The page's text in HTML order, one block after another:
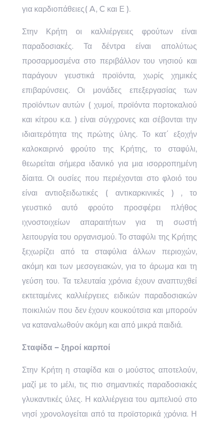
για καρδιοπάθειες( A, C και Ε ).
Στην Κρήτη οι καλλιέργειες φρούτων είναι
παραδοσιακές. Τα δέντρα είναι απολύτως
προσαρμοσμένα στο περιβάλλον του νησιού και
παράγουν γευστικά προϊόντα, χωρίς χημικές
επιβαρύνσεις. Οι μονάδες επεξεργασίας των
προϊόντων αυτών ( χυμοί, προϊόντα πορτοκαλιού
και κίτρου κ.α. ) είναι σύγχρονες και σέβονται την
ιδιαιτερότητα της πρώτης ύλης. Το κατ΄ εξοχήν
καλοκαιρινό φρούτο της Κρήτης, το σταφύλι,
θεωρείται σήμερα ιδανικό για μια ισορροπημένη
δίαιτα. Οι ουσίες που περιέχονται στο φλοιό του
είναι αντιοξειδωτικές ( αντικαρκινικές ) , το
γευστικό αυτό φρούτο προσφέρει πλήθος
ιχνοστοιχείων απαραιτήτων για τη σωστή
λειτουργία του οργανισμού. Το σταφύλι της Κρήτης
ξεχωρίζει από τα σταφύλια άλλων περιοχών,
ακόμη και των μεσογειακών, για το άρωμα και τη
γεύση του. Τα τελευταία χρόνια έχουν αναπτυχθεί
εκτεταμένες καλλιέργειες ειδικών παραδοσιακών
ποικιλιών που δεν έχουν κουκούτσια και μπορούν
να καταναλωθούν ακόμη και από μικρά παιδιά.
Σταφίδα – ξηροί καρποί
Στην Κρήτη η σταφίδα και ο μούστος αποτελούν,
μαζί με το μέλι, τις πιο σημαντικές παραδοσιακές
γλυκαντικές ύλες. Η καλλιέργεια του αμπελιού στο
νησί χρονολογείται από τα προϊστορικά χρόνια. Η